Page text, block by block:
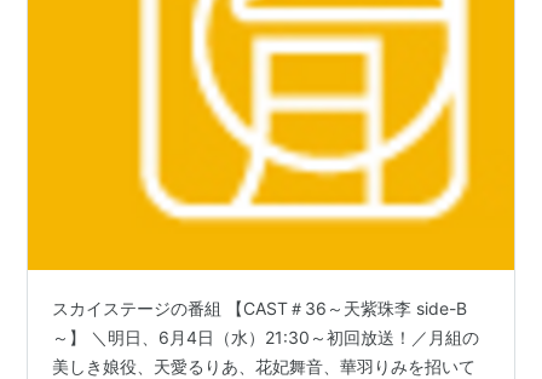
スカイステージの番組 【CAST＃36～天紫珠李 side-B
～】 ＼明日、6月4日（水）21:30～初回放送！／月組の
美しき娘役、天愛るりあ、花妃舞音、華羽りみを招いて